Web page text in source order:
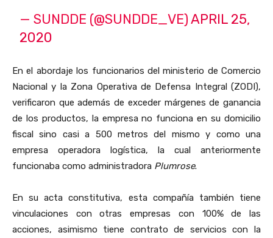
— SUNDDE (@SUNDDE_VE)APRIL 25,
2020
En el abordaje los funcionarios del ministerio de Comercio
Nacional y la Zona Operativa de Defensa Integral (ZODI),
verificaron que además de exceder márgenes de ganancia
de los productos, la empresa no funciona en su domicilio
fiscal sino casi a 500 metros del mismo y como una
empresa operadora logística, la cual anteriormente
funcionaba como administradora Plumrose.
En su acta constitutiva, esta compañía también tiene
vinculaciones con otras empresas con 100% de las
acciones, asimismo tiene contrato de servicios con la